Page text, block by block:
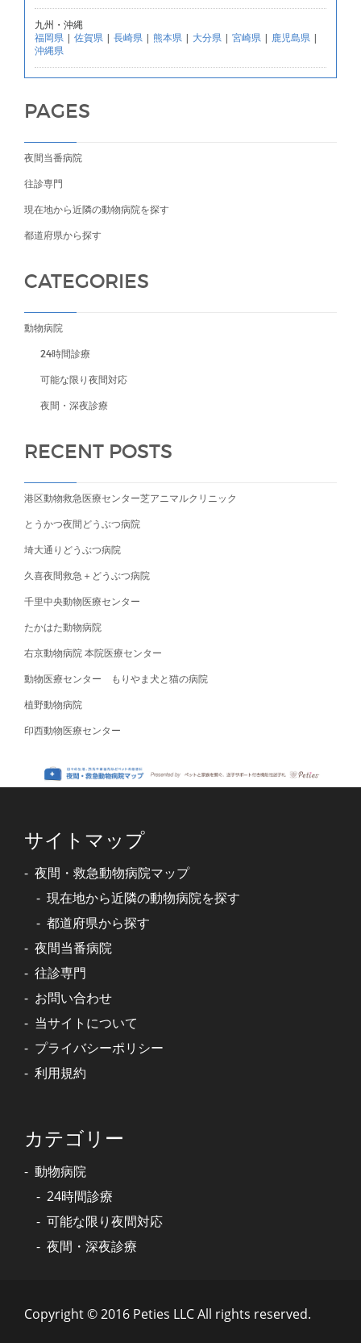
九州・沖縄
福岡県 | 佐賀県 | 長崎県 | 熊本県 | 大分県 | 宮崎県 | 鹿児島県 |
沖縄県
PAGES
夜間当番病院
往診専門
現在地から近隣の動物病院を探す
都道府県から探す
CATEGORIES
動物病院
24時間診療
可能な限り夜間対応
夜間・深夜診療
RECENT POSTS
港区動物救急医療センター芝アニマルクリニック
とうかつ夜間どうぶつ病院
埼大通りどうぶつ病院
久喜夜間救急＋どうぶつ病院
千里中央動物医療センター
たかはた動物病院
右京動物病院 本院医療センター
動物医療センター もりやま犬と猫の病院
植野動物病院
印西動物医療センター
サイトマップ
夜間・救急動物病院マップ
現在地から近隣の動物病院を探す
都道府県から探す
夜間当番病院
往診専門
お問い合わせ
当サイトについて
プライバシーポリシー
利用規約
カテゴリー
動物病院
24時間診療
可能な限り夜間対応
夜間・深夜診療
Copyright © 2016 Peties LLC All rights reserved.